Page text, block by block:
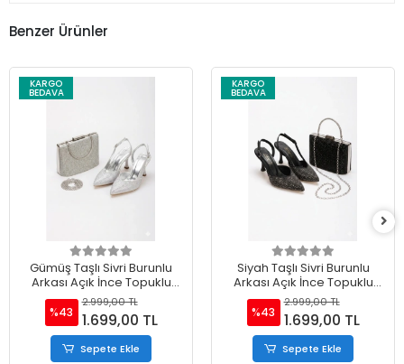
Benzer Ürünler
KARGO
BEDAVA
Gümüş Taşlı Sivri Burunlu
Arkası Açık İnce Topuklu
Stiletto ve Çanta Takımı
%43
2.999,00 TL
1.699,00 TL
Sepete Ekle
KARGO
BEDAVA
Siyah Taşlı Sivri Burunlu
Arkası Açık İnce Topuklu
Stiletto ve Çanta Takımı
%43
2.999,00 TL
1.699,00 TL
Sepete Ekle